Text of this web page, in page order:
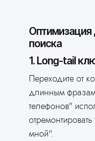
Оптимизация
поиска
1. Long-tail
Переходите от
длинным
телефонов"
мной".